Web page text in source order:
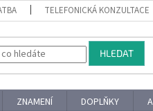
TELEFONICKÁ KONZULTACE
HLEDAT
ZNAMENÍ DOPLŇKY